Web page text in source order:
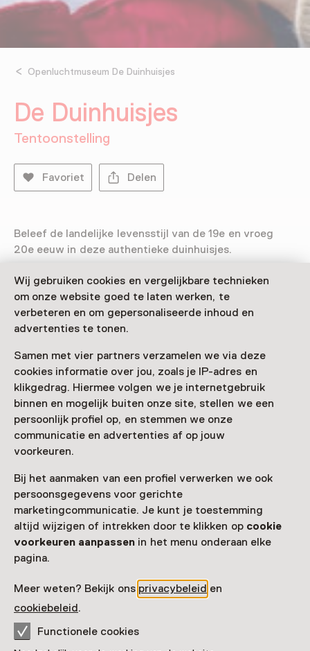
Wij gebruiken cookies en vergelijkbare technieken
om onze website goed te laten werken, te
verbeteren en om gepersonaliseerde inhoud en
advertenties te tonen.
Samen met vier partners verzamelen we via deze
cookies informatie over jou, zoals je IP-adres en
klikgedrag. Hiermee volgen we je internetgebruik
binnen en mogelijk buiten onze site, stellen we een
persoonlijk profiel op, en stemmen we onze
communicatie en advertenties af op jouw
voorkeuren.
Bij het aanmaken van een profiel verwerken we ook
persoonsgegevens voor gerichte
marketingcommunicatie. Je kunt je toestemming
altijd wijzigen of intrekken door te klikken op cookie
voorkeuren aanpassen in het menu onderaan elke
pagina.
Meer weten? Bekijk ons privacybeleid en
cookiebeleid.
Functionele cookies
Openluchtmuseum De Duinhuisjes
De Duinhuisjes
Tentoonstelling
Favoriet Delen
Beleef de landelijke levensstijl van de 19e en vroeg
20e eeuw in deze authentieke duinhuisjes.
Verder lezen
Toegang
Toegang is inbegrepen bij een entreeticket voor het
museum.
Museumkaart of ticket kopen
Datum
Toon beschikbaarheid
Locatie
Openluchtmuseum De Duinhuisjes
Duinstraat 18
Route plannenOpent in een nieuw tabblad